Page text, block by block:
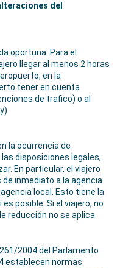
del
oportuna. Para el
llegar al menos 2 horas
en la
tener en cuenta
de trafico) o al
la ocurrencia de
disposiciones legales,
En particular, el viajero
inmediato a la agencia
local. Esto tiene la
posible. Si el viajero, no
reducción no se aplica.
2004 del Parlamento
establecen normas